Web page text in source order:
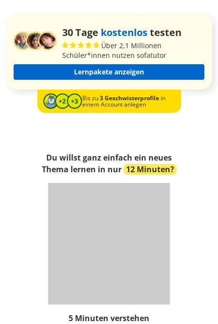
30 Tage kostenlostesten
Über 2,1 Millionen
Schüler*innen nutzen sofatutor
Lernpakete anzeigen
Bis zu3 Geschwisterprofilein
einem Account anlegen
Du willst ganz einfach ein neues
Thema lernen in nur 12 Minuten?
5 Minuten verstehen